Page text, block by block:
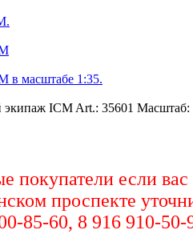
в масштабе 1:35.
экипаж ICM Art.: 35601 Масштаб:
покупатели если
проспекте
85-60, 8 916 910-50-